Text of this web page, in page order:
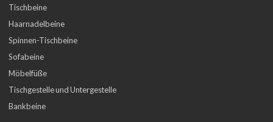
Tischbeine
Haarnadelbeine
Spinnen-Tischbeine
Sofabeine
Möbelfüße
Tischgestelle und Untergestelle
Bankbeine